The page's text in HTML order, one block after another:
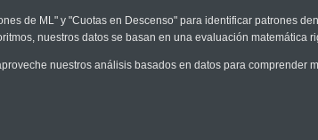
de ML" y "Cuotas en Descenso" para identificar patrones
nuestros datos se basan en una evaluación matemática
nuestros análisis basados en datos para comprender